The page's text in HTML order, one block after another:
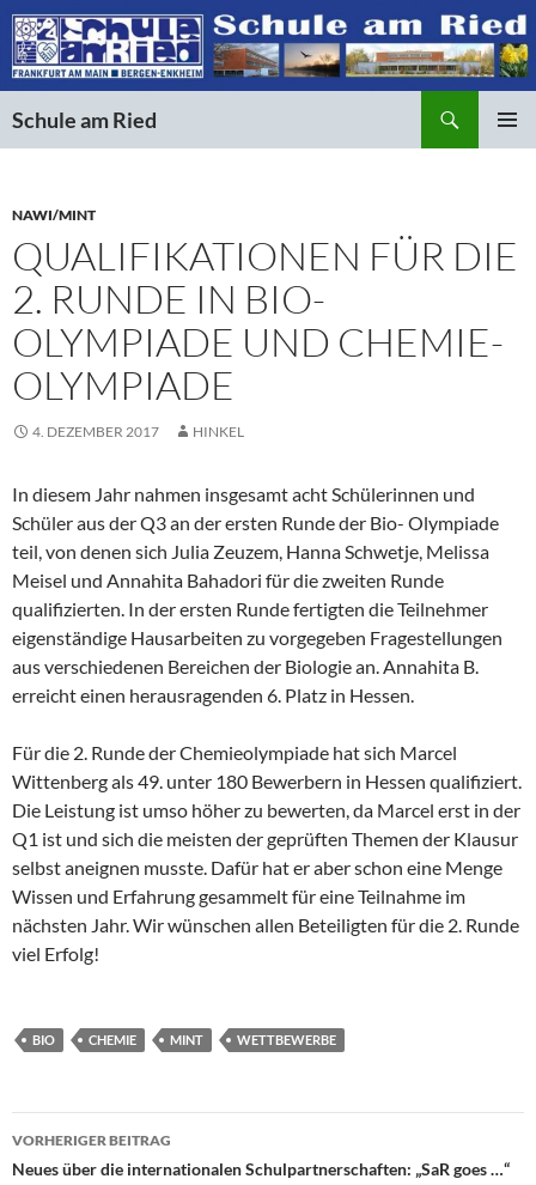
Schule am Ried
NAWI/MINT
QUALIFIKATIONEN FÜR DIE
2. RUNDE IN BIO-
OLYMPIADE UND CHEMIE-
OLYMPIADE
4. DEZEMBER 2017 HINKEL
In diesem Jahr nahmen insgesamt acht Schülerinnen und
Schüler aus der Q3 an der ersten Runde der Bio- Olympiade
teil, von denen sich Julia Zeuzem, Hanna Schwetje, Melissa
Meisel und Annahita Bahadori für die zweiten Runde
qualifizierten. In der ersten Runde fertigten die Teilnehmer
eigenständige Hausarbeiten zu vorgegeben Fragestellungen
aus verschiedenen Bereichen der Biologie an. Annahita B.
erreicht einen herausragenden 6. Platz in Hessen.
Für die 2. Runde der Chemieolympiade hat sich Marcel
Wittenberg als 49. unter 180 Bewerbern in Hessen qualifiziert.
Die Leistung ist umso höher zu bewerten, da Marcel erst in der
Q1 ist und sich die meisten der geprüften Themen der Klausur
selbst aneignen musste. Dafür hat er aber schon eine Menge
Wissen und Erfahrung gesammelt für eine Teilnahme im
nächsten Jahr. Wir wünschen allen Beteiligten für die 2. Runde
viel Erfolg!
BIO CHEMIE MINT WETTBEWERBE
Beitragsnavigation
VORHERIGER BEITRAG
Neues über die internationalen Schulpartnerschaften: „SaR goes …“